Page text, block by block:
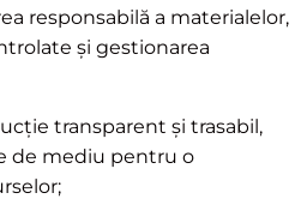
responsabilă a materialelor,
și gestionarea
transparent și trasabil,
de mediu pentru o